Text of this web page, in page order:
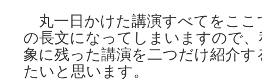
丸一日かけた講演すべてをこ
の長文になってしまいますので
象に残った講演を二つだけ紹介
たいと思います。